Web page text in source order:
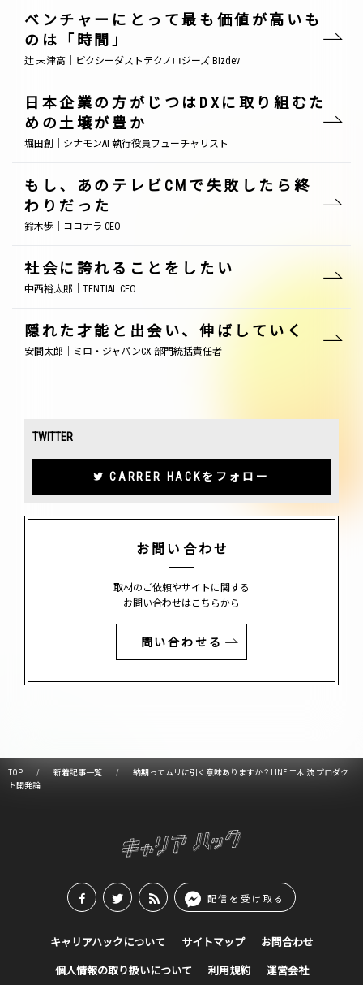
ベンチャーにとって最も価値が高いも
のは「時間」
辻 未津高｜ピクシーダストテクノロジーズ Bizdev
日本企業の方がじつはDXに取り組むた
めの土壌が豊か
堀田創｜シナモンAI 執行役員フューチャリスト
もし、あのテレビCMで失敗したら終
わりだった
鈴木歩｜ココナラ CEO
社会に誇れることをしたい
中西裕太郎｜TENTIAL CEO
隠れた才能と出会い、伸ばしていく
安間太郎｜ミロ・ジャパンCX 部門統括責任者
TWITTER
CARRER HACKをフォロー
お問い合わせ
取材のご依頼やサイトに関する
お問い合わせはこちらから
問い合わせる
TOP 新着記事一覧
納期ってムリに引く意味ありますか？LINE 二木 流 プロダク
ト開発論
配信を受け取る
キャリアハックについて サイトマップ お問合わせ
個人情報の取り扱いについて 利用規約 運営会社